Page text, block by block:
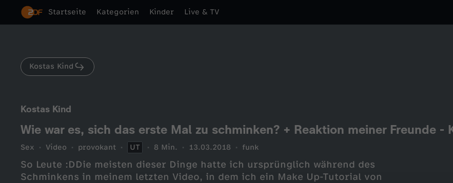
Startseite Kategorien Kinder Live & TV
Kostas Kind
Kostas Kind
Wie war es, sich das erste Mal zu schminken? + Reaktion meiner Freunde -
Sex Video provokant UT 8 Min. 13.03.2018 funk
So Leute :DDie meisten dieser Dinge hatte ich ursprünglich während des
Schminkens in meinem letzten Video, in dem ich ein Make Up-Tutorial von